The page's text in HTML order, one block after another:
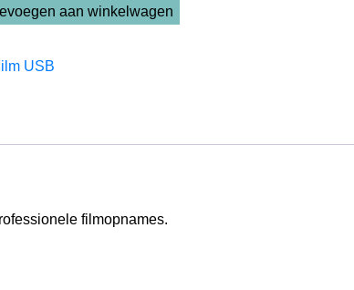
aan winkelwagen
USB
filmopnames.